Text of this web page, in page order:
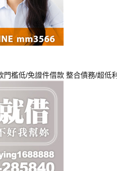
檻低/免證件借款 整合債務/超低